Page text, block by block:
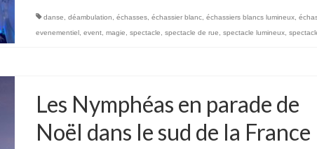
danse déambulation échasses, échassier blanc, échassiers blancs lumineux,
evenementiel, event, magie spectacle spectacle de rue spectacle lumineux,
Les Nymphéas en parade de
Noël dans le sud de la France